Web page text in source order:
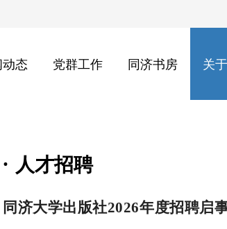
态 党群工作 同济书房 关
人才招聘
同济大学出版社2026年度招聘启